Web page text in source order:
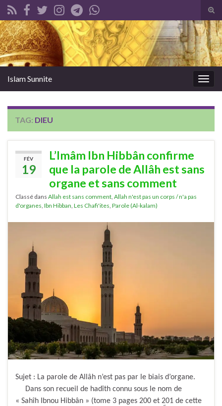
Search for:
Islam Sunnite
TAG: DIEU
FÉV
19
L’Imâm Ibn Hibbân confirme
que la parole de Allâh est sans
organe et sans comment
Classé dans Allah est sans comment Allah n'est pas un corps / n'a pas
d'organes Ibn Hibban Les Chafi'ites Parole (Al-kalam)
Sujet : La parole de Allâh n’est pas par le biais d’organe.
Dans son recueil de hadîth connu sous le nom de
« Sahîh Ibnou Hibbân » (tome 3 pages 200 et 201 de cette